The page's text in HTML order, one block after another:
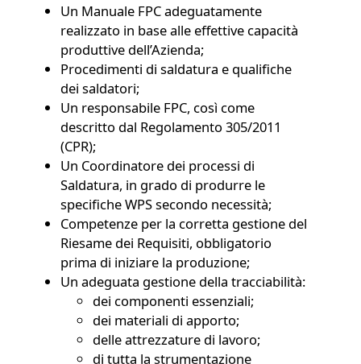
Un Manuale FPC adeguatamente
realizzato in base alle effettive capacità
produttive dell’Azienda;
Procedimenti di saldatura e qualifiche
dei saldatori;
Un responsabile FPC, così come
descritto dal Regolamento 305/2011
(CPR);
Un Coordinatore dei processi di
Saldatura, in grado di produrre le
specifiche WPS secondo necessità;
Competenze per la corretta gestione del
Riesame dei Requisiti, obbligatorio
prima di iniziare la produzione;
Un adeguata gestione della tracciabilità:
dei componenti essenziali;
dei materiali di apporto;
delle attrezzature di lavoro;
di tutta la strumentazione